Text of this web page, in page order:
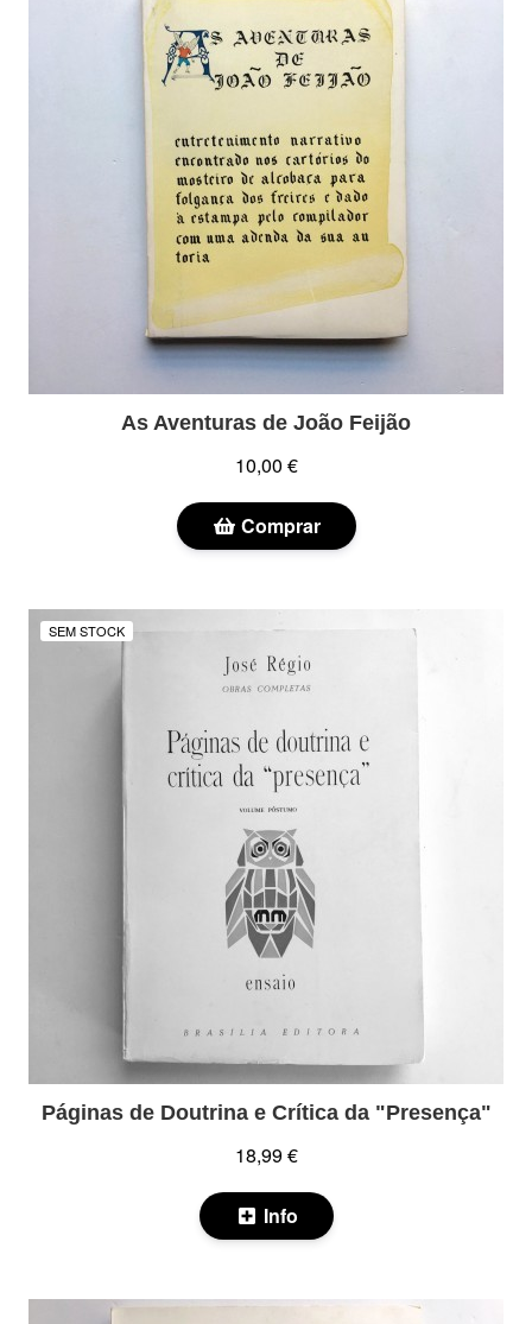
As Aventuras de João Feijão
10,00 €
Comprar
SEM STOCK
Páginas de Doutrina e Crítica da "Presença"
18,99 €
Info